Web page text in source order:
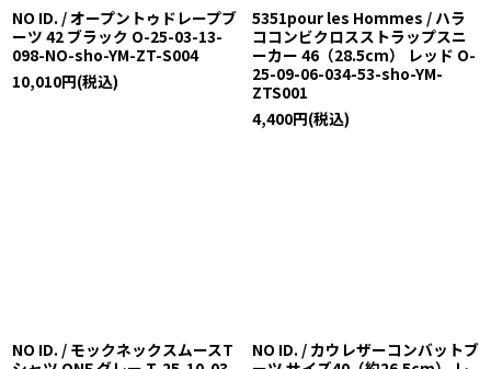
NO ID. / オープントゥドレープブ
ーツ 42 ブラック O-25-03-13-
098-NO-sho-YM-ZT-S004
10,010円(税込)
5351pour les Hommes / ハラ
ココンビクロスストラップスニ
ーカー 46（28.5cm） レッド O-
25-09-06-034-53-sho-YM-
ZTS001
4,400円(税込)
NO ID. / モックネックスムースT
NO ID. / カウレザーコンバットブ